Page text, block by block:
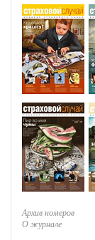
Архив номеров
О журнале